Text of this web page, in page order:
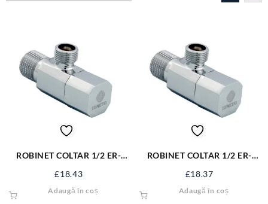
ROBINET COLTAR 1/2 ER-
£18.43
Adaugă în coș
ROBINET COLTAR 1/2 ER-
£18.37
Adaugă în coș